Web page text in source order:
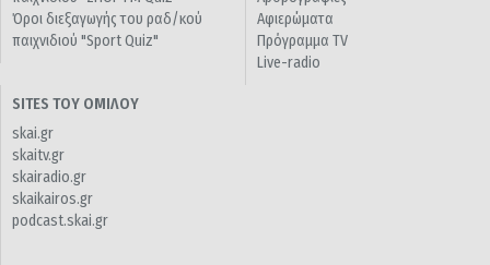
Όροι διεξαγωγής του ραδ/κού
παιχνιδιού "Sport Quiz"
Αφιερώματα
Πρόγραμμα TV
Live-radio
SITES ΤΟΥ ΟΜΙΛΟΥ
skai.gr
skaitv.gr
skairadio.gr
skaikairos.gr
podcast.skai.gr